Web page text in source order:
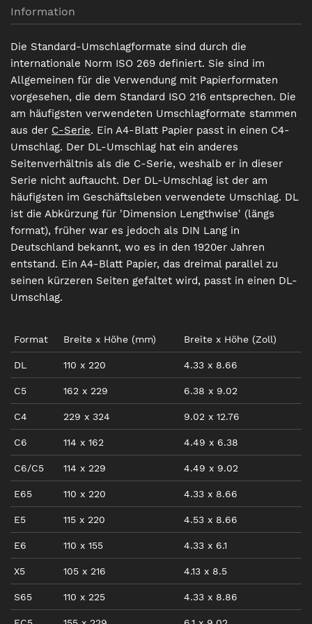
Information
Die Standard-Umschlagformate sind durch die
internationale Norm ISO 269 definiert. Sie sind im
Allgemeinen für die Verwendung mit Papierformaten
vorgesehen, die dem Standard ISO 216 entsprechen. Die
am häufigsten verwendeten Umschlagformate stammen
aus der C-Serie. Ein A4-Blatt Papier passt in einen C4-
Umschlag. Der DL-Umschlag hat ein anderes
Seitenverhältnis als die C-Serie, weshalb er in dieser
Serie nicht auftaucht. Der DL-Umschlag ist der am
häufigsten im Geschäftsleben verwendete Umschlag. DL
ist die Abkürzung für 'Dimension Lengthwise' (längs
format), früher war es jedoch als DIN Lang in
Deutschland bekannt, wo es in den 1920er Jahren
entstand. Ein A4-Blatt Papier, das dreimal parallel zu
seinen kürzeren Seiten gefaltet wird, passt in einen DL-
Umschlag.
Format Breite x Höhe (mm) Breite x Höhe (Zoll)
DL 110 x 220 4.33 x 8.66
C5 162 x 229 6.38 x 9.02
C4 229 x 324 9.02 x 12.76
C6 114 x 162 4.49 x 6.38
C6/C5 114 x 229 4.49 x 9.02
E65 110 x 220 4.33 x 8.66
E5 115 x 220 4.53 x 8.66
E6 110 x 155 4.33 x 6.1
X5 105 x 216 4.13 x 8.5
S65 110 x 225 4.33 x 8.86